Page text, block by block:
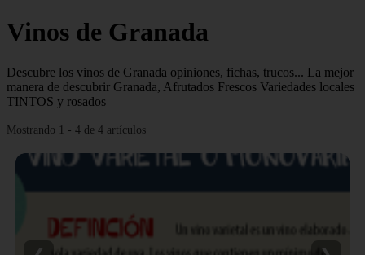
Vinos de Granada
Descubre los vinos de Granada opiniones, fichas, trucos... La mejor
manera de descubrir Granada, Afrutados Frescos Variedades locales
TINTOS y rosados
Mostrando 1 - 4 de 4 artículos